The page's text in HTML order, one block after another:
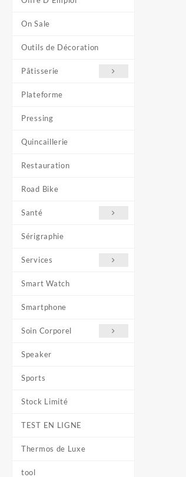
On Sale
Outils de Décoration
Pâtisserie
Plateforme
Pressing
Quincaillerie
Restauration
Road Bike
Santé
Sérigraphie
Services
Smart Watch
Smartphone
Soin Corporel
Speaker
Sports
Stock Limité
TEST EN LIGNE
Thermos de Luxe
tool